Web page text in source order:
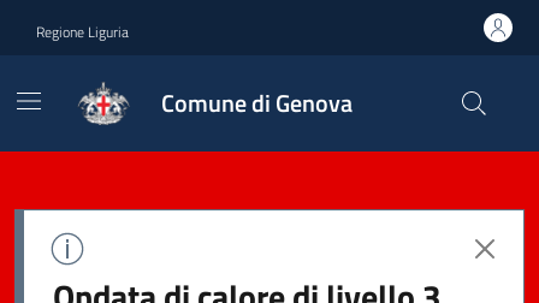
Regione Liguria
Comune di Genova